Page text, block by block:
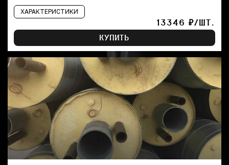
ХАРАКТЕРИСТИКИ
13346 ₽/ШТ.
КУПИТЬ